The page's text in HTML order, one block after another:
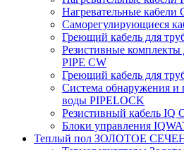
Нагревательные
Саморегулирующиеся
Греющий кабель для
Резистивные комплекты
PIPE CW
Греющий кабель для
Система обнаружения и
воды PIPELOCK
Резистивный кабель IQ
Блоки управления
Теплый пол ЗОЛОТОЕ